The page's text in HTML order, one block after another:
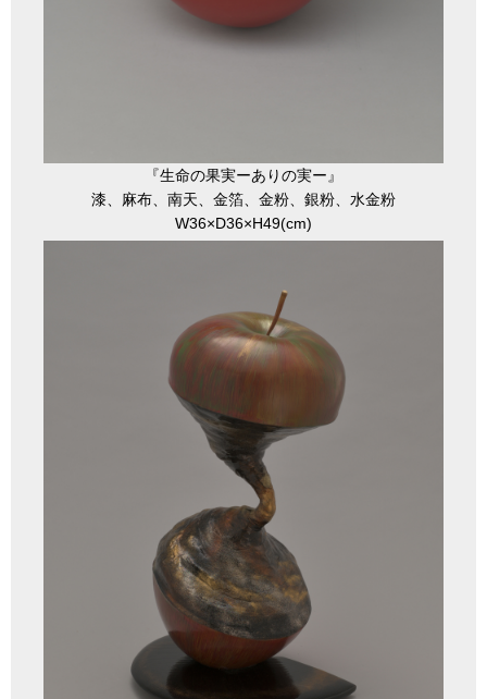
『生命の果実ーありの実ー』
漆、麻布、南天、金箔、金粉、銀粉、水金粉
W36×D36×H49(cm)